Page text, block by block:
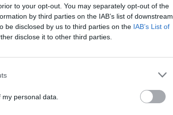
to your opt-out. You may separately opt-out of the
by third parties on the IAB’s list of downstream
be disclosed by us to third parties on the IAB’s List of
disclose it to other third parties.
personal data.
de Madrid